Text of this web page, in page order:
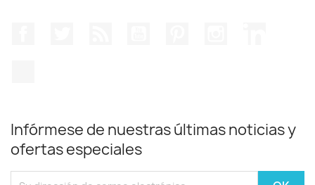
Infórmese de nuestras últimas noticias y
ofertas especiales